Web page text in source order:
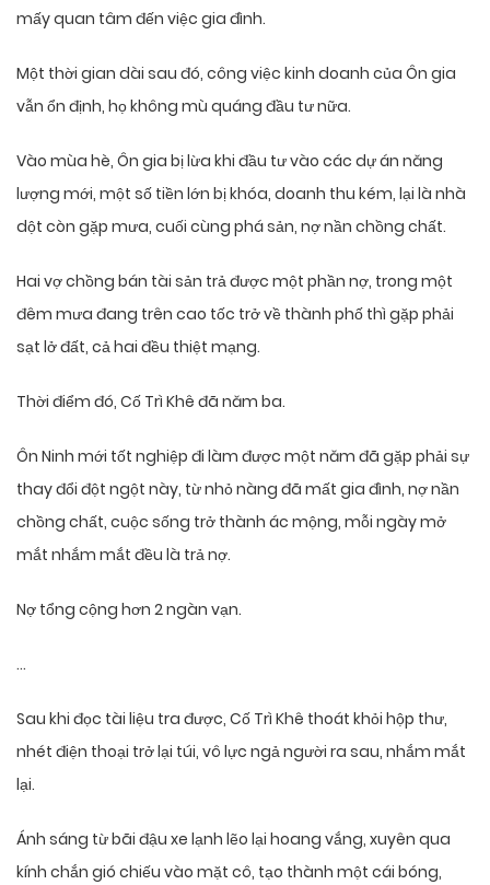
mấy quan tâm đến việc gia đình.
Một thời gian dài sau đó, công việc kinh doanh của Ôn gia
vẫn ổn định, họ không mù quáng đầu tư nữa.
Vào mùa hè, Ôn gia bị lừa khi đầu tư vào các dự án năng
lượng mới, một số tiền lớn bị khóa, doanh thu kém, lại là nhà
dột còn gặp mưa, cuối cùng phá sản, nợ nần chồng chất.
Hai vợ chồng bán tài sản trả được một phần nợ, trong một
đêm mưa đang trên cao tốc trở về thành phố thì gặp phải
sạt lở đất, cả hai đều thiệt mạng.
Thời điểm đó, Cố Trì Khê đã năm ba.
Ôn Ninh mới tốt nghiệp đi làm được một năm đã gặp phải sự
thay đổi đột ngột này, từ nhỏ nàng đã mất gia đình, nợ nần
chồng chất, cuộc sống trở thành ác mộng, mỗi ngày mở
mắt nhắm mắt đều là trả nợ.
Nợ tổng cộng hơn 2 ngàn vạn.
…
Sau khi đọc tài liệu tra được, Cố Trì Khê thoát khỏi hộp thư,
nhét điện thoại trở lại túi, vô lực ngả người ra sau, nhắm mắt
lại.
Ánh sáng từ bãi đậu xe lạnh lẽo lại hoang vắng, xuyên qua
kính chắn gió chiếu vào mặt cô, tạo thành một cái bóng,